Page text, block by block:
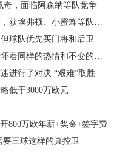
奇，面临阿森纳等队竞争
埃弗顿、小蜜蜂等队关注
球队优先买门将和后卫
同样的热情和不变的雄心
进行了对决 “艰难”取胜
低于3000万欧元
800万欧年薪+奖金+签字费
三球这样的真控卫